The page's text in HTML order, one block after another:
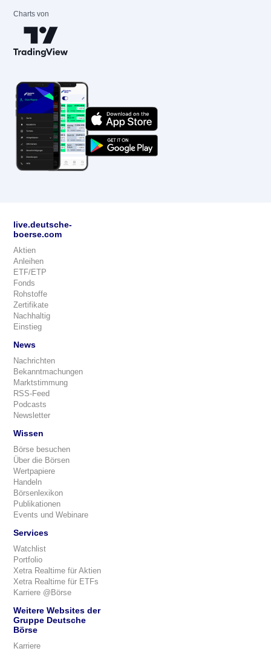
Charts von
live.deutsche-
boerse.com
Aktien
Anleihen
ETF/ETP
Fonds
Rohstoffe
Zertifikate
Nachhaltig
Einstieg
News
Nachrichten
Bekanntmachungen
Marktstimmung
RSS-Feed
Podcasts
Newsletter
Wissen
Börse besuchen
Über die Börsen
Wertpapiere
Handeln
Börsenlexikon
Publikationen
Events und Webinare
Services
Watchlist
Portfolio
Xetra Realtime für Aktien
Xetra Realtime für ETFs
Karriere @Börse
Weitere Websites der
Gruppe Deutsche
Börse
Karriere